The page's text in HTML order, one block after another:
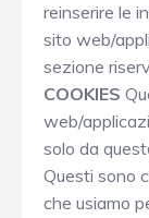
reinserire le
sito web/
sezione
COOKIES
web/
solo da
Questi sono
che usiamo